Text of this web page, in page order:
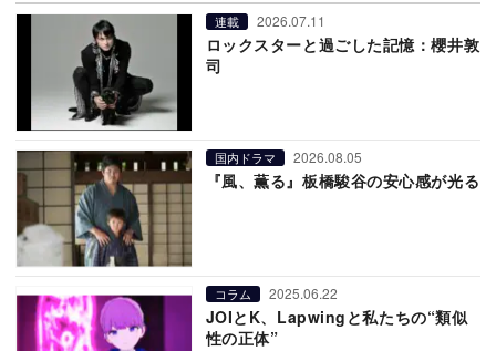
連載 2026.07.11
ロックスターと過ごした記憶：櫻井敦
司
国内ドラマ 2026.08.05
『風、薫る』板橋駿谷の安心感が光る
コラム 2025.06.22
JOIとK、Lapwingと私たちの“類似
性の正体”